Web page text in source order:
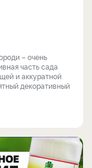
– очень
часть сада
и аккуратной
декоративный